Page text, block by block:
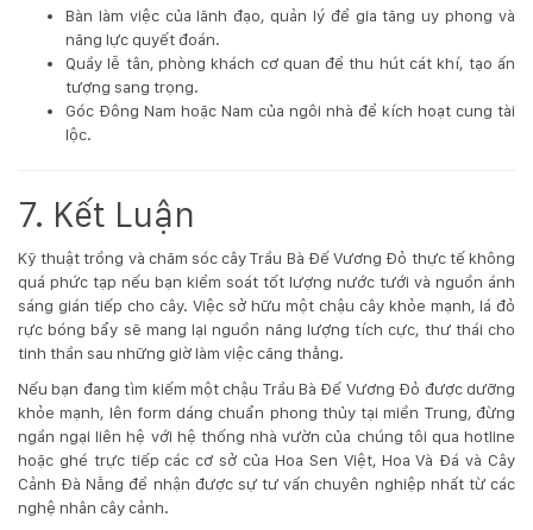
Bàn làm việc của lãnh đạo, quản lý để gia tăng uy phong và
năng lực quyết đoán.
Quầy lễ tân, phòng khách cơ quan để thu hút cát khí, tạo ấn
tượng sang trọng.
Góc Đông Nam hoặc Nam của ngôi nhà để kích hoạt cung tài
lộc.
7. Kết Luận
Kỹ thuật trồng và chăm sóc cây Trầu Bà Đế Vương Đỏ thực tế không
quá phức tạp nếu bạn kiểm soát tốt lượng nước tưới và nguồn ánh
sáng gián tiếp cho cây. Việc sở hữu một chậu cây khỏe mạnh, lá đỏ
rực bóng bẩy sẽ mang lại nguồn năng lượng tích cực, thư thái cho
tinh thần sau những giờ làm việc căng thẳng.
Nếu bạn đang tìm kiếm một chậu Trầu Bà Đế Vương Đỏ được dưỡng
khỏe mạnh, lên form dáng chuẩn phong thủy tại miền Trung, đừng
ngần ngại liên hệ với hệ thống nhà vườn của chúng tôi qua hotline
hoặc ghé trực tiếp các cơ sở của Hoa Sen Việt, Hoa Và Đá vàCây
Cảnh Đà Nẵng để nhận được sự tư vấn chuyên nghiệp nhất từ các
nghệ nhân cây cảnh.